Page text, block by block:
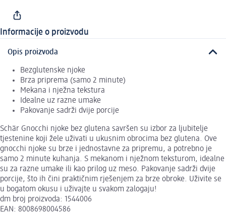
Informacije o proizvodu
Opis proizvoda
Bezglutenske njoke
Brza priprema (samo 2 minute)
Mekana i nježna tekstura
Idealne uz razne umake
Pakovanje sadrži dvije porcije
Schär Gnocchi njoke bez glutena savršen su izbor za ljubitelje
tjestenine koji žele uživati u ukusnim obrocima bez glutena. Ove
gnocchi njoke su brze i jednostavne za pripremu, a potrebno je
samo 2 minute kuhanja. S mekanom i nježnom teksturom, idealne
su za razne umake ili kao prilog uz meso. Pakovanje sadrži dvije
porcije, što ih čini praktičnim rješenjem za brze obroke. Uživite se
u bogatom okusu i uživajte u svakom zalogaju!
dm broj proizvoda: 1544006
EAN: 8008698004586